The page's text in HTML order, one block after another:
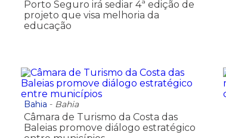
Porto Seguro irá sediar 4ª edição de
projeto que visa melhoria da
educação
Bahia - Bahia
Câmara de Turismo da Costa das
Baleias promove diálogo estratégico